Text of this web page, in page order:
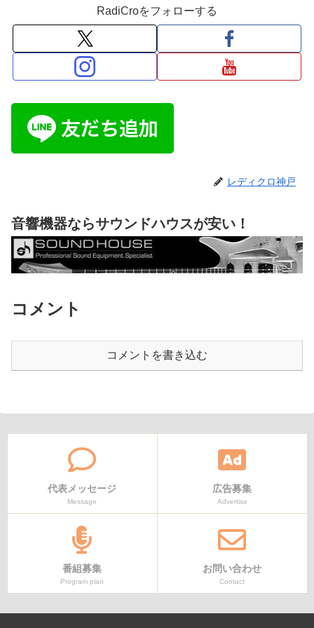
RadiCroをフォローする
レディクロ神戸
音響機器ならサウンドハウスが安い！
コメント
コメントを書き込む
代表メッセージ
Message
広告募集
Advertise
番組募集
Program plan
お問い合わせ
Contact